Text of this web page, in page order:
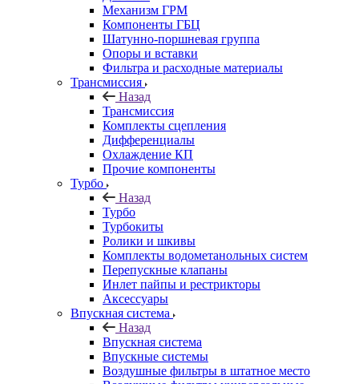
Механизм ГРМ
Компоненты ГБЦ
Шатунно-поршневая группа
Опоры и вставки
Фильтра и расходные материалы
Трансмиссия
Назад
Трансмиссия
Комплекты сцепления
Дифференциалы
Охлаждение КП
Прочие компоненты
Турбо
Назад
Турбо
Турбокиты
Ролики и шкивы
Комплекты водометанольных систем
Перепускные клапаны
Инлет пайпы и рестрикторы
Аксессуары
Впускная система
Назад
Впускная система
Впускные системы
Воздушные фильтры в штатное место